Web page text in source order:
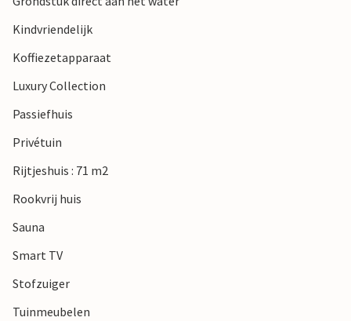
Kindvriendelijk
Koffiezetapparaat
Luxury Collection
Passiefhuis
Privétuin
Rijtjeshuis : 71 m2
Rookvrij huis
Sauna
Smart TV
Stofzuiger
Tuinmeubelen